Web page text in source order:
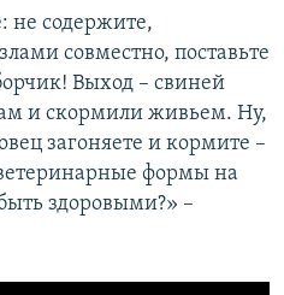
не содержите,
совместно, поставьте
Выход – свиней
и скормили живьем. Ну,
загоняете и кормите –
формы на
здоровыми?» –